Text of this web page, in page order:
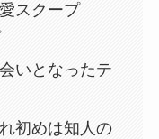
スクープ
いとなったテ
初めは知人の